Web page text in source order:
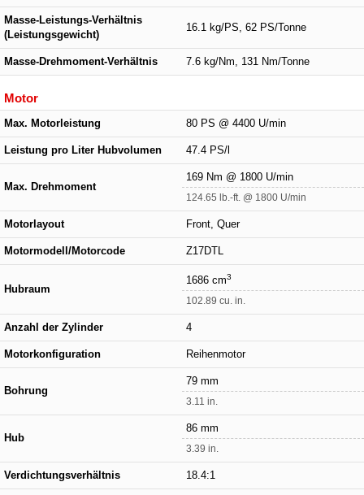
Masse-Leistungs-Verhältnis
(Leistungsgewicht)
16.1 kg/PS, 62 PS/Tonne
Masse-Drehmoment-Verhältnis 7.6 kg/Nm, 131 Nm/Tonne
Motor
Max. Motorleistung 80 PS @ 4400 U/min
Leistung pro Liter Hubvolumen 47.4 PS/l
Max. Drehmoment
169 Nm @ 1800 U/min
124.65 lb.-ft. @ 1800 U/min
Motorlayout Front, Quer
Motormodell/Motorcode Z17DTL
Hubraum
1686 cm3
102.89 cu. in.
Anzahl der Zylinder 4
Motorkonfiguration Reihenmotor
Bohrung
79 mm
3.11 in.
Hub
86 mm
3.39 in.
Verdichtungsverhältnis 18.4:1